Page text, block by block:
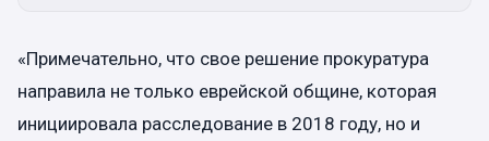
«Примечательно, что свое решение прокуратура
направила не только еврейской общине, которая
инициировала расследование в 2018 году, но и